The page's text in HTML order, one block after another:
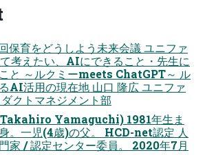
保育をどうしよう未来会議 ユニファ
考えたい、AIにできること・先生に
と ～ルクミーmeets ChatGPT～ ル
AI活用の現在地 山口 隆広 ユニファ
クトマネジメント部
Takahiro Yamaguchi) 1981年生ま
。一児(4歳)の父。 HCD-net認定 人
家 / 認定センター委員。 2020年7月